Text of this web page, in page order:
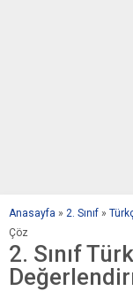
Anasayfa » 2. Sınıf »
Çöz
2. Sınıf